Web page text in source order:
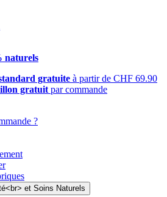
naturels
gratuite à partir de CHF 69.90
gratuit par commande
?